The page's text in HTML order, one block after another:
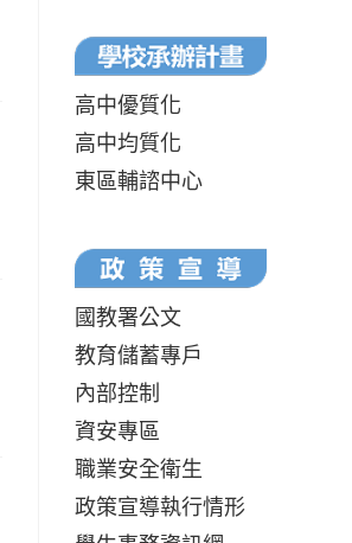
高中優質化
高中均質化
東區輔諮中心
國教署公文
教育儲蓄專戶
內部控制
資安專區
職業安全衛生
政策宣導執行情形